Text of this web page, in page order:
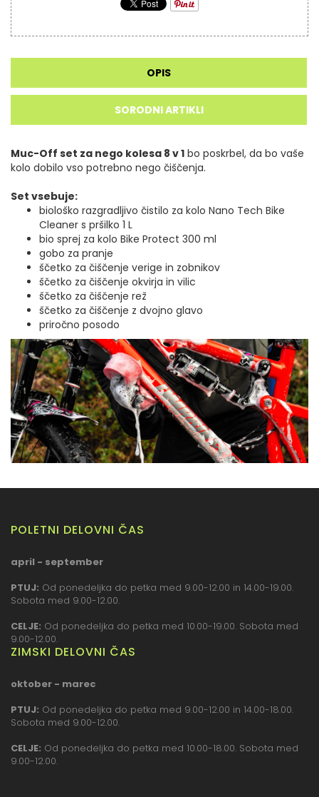
OPIS
SORODNI ARTIKLI
Muc-Off set za nego kolesa 8 v 1 bo poskrbel, da bo vaše
kolo dobilo vso potrebno nego čiščenja.
Set vsebuje:
biološko razgradljivo čistilo za kolo Nano Tech Bike
Cleaner s pršilko 1 L
bio sprej za kolo Bike Protect 300 ml
gobo za pranje
ščetko za čiščenje verige in zobnikov
ščetko za čiščenje okvirja in vilic
ščetko za čiščenje rež
ščetko za čiščenje z dvojno glavo
priročno posodo
POLETNI DELOVNI ČAS
april - september
PTUJ: Od ponedeljka do petka med 9.00-12.00 in 14.00-19.00.
Sobota med 9.00-12.00.
CELJE: Od ponedeljka do petka med 10.00-19.00. Sobota med
9.00-12.00.
ZIMSKI DELOVNI ČAS
oktober - marec
PTUJ: Od ponedeljka do petka med 9.00-12.00 in 14.00-18.00.
Sobota med 9.00-12.00.
CELJE: Od ponedeljka do petka med 10.00-18.00. Sobota med
9.00-12.00.